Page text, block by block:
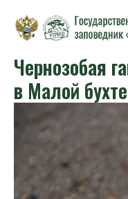
Чернозобая
в Малой